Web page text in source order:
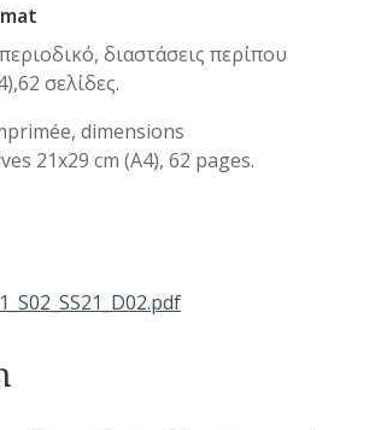
διαστάσεις περίπου
σελίδες.
dimensions
21x29 cm (A4), 62 pages.